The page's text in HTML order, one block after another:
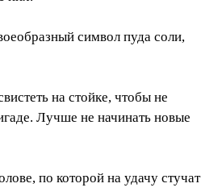
символ пуда соли,
на стойке, чтобы не
Лучше не начинать новые
по которой на удачу стучат